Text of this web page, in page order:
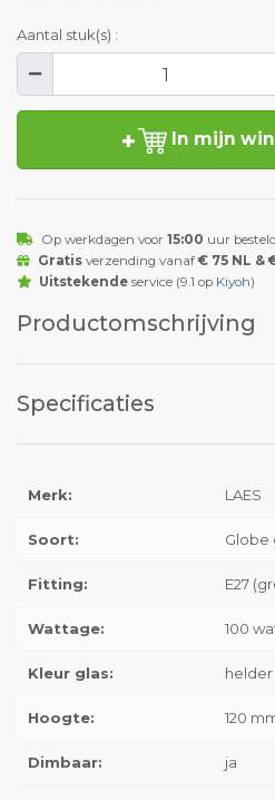
Aantal stuk(s) :
In mijn
Op werkdagen voor 15:00 uur
Gratisverzending vanaf € 75 NL &
Uitstekendeservice (9.1 op Kiyoh)
Productomschrijving
Specificaties
Merk: LAES
Soort: Globe
Fitting: E27
Wattage: 100
Kleur glas: helder
Hoogte: 120
Dimbaar: ja